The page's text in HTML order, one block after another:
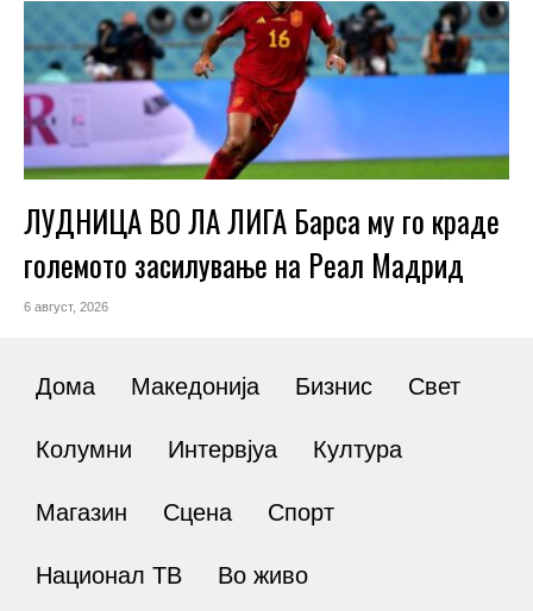
ЛУДНИЦА ВО ЛА ЛИГА Барса му го краде
големото засилување на Реал Мадрид
6 август, 2026
Дома Македонија Бизнис Свет
Колумни Интервјуа Култура
Магазин Сцена Спорт
Национал ТВ Во живо